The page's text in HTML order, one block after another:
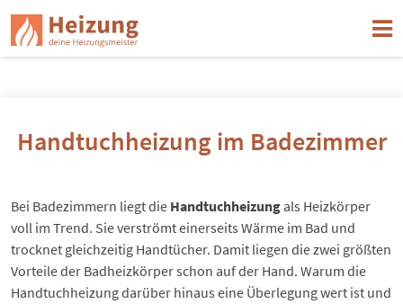
Handtuchheizung im Badezimmer
Bei Badezimmern liegt die Handtuchheizung als Heizkörper
voll im Trend. Sie verströmt einerseits Wärme im Bad und
trocknet gleichzeitig Handtücher. Damit liegen die zwei größten
Vorteile der Badheizkörper schon auf der Hand. Warum die
Handtuchheizung darüber hinaus eine Überlegung wert ist und